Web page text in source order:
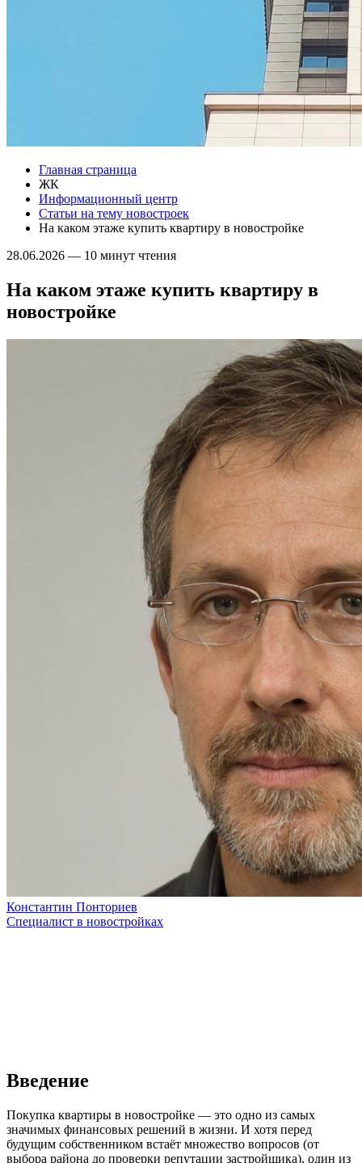
Главная страница
ЖК
Информационный центр
Статьи на тему новостроек
На каком этаже купить квартиру в новостройке
28.06.2026 — 10 минут чтения
На каком этаже купить квартиру в
новостройке
Константин Понториев
Специалист в новостройках
Введение
Покупка квартиры в новостройке — это одно из самых
значимых финансовых решений в жизни. И хотя перед
будущим собственником встаёт множество вопросов (от
выбора района до проверки репутации застройщика), один из